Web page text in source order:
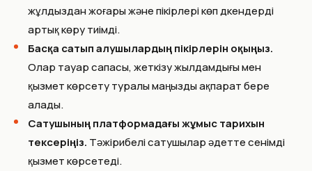
жұлдыздан жоғары және пікірлері көп дүкендерді
артық көру тиімді.
Басқа сатып алушылардың пікірлерін оқыңыз.
Олар тауар сапасы, жеткізу жылдамдығы мен
қызмет көрсету туралы маңызды ақпарат бере
алады.
Сатушының платформадағы жұмыс тарихын
тексеріңіз. Тәжірибелі сатушылар әдетте сенімді
қызмет көрсетеді.